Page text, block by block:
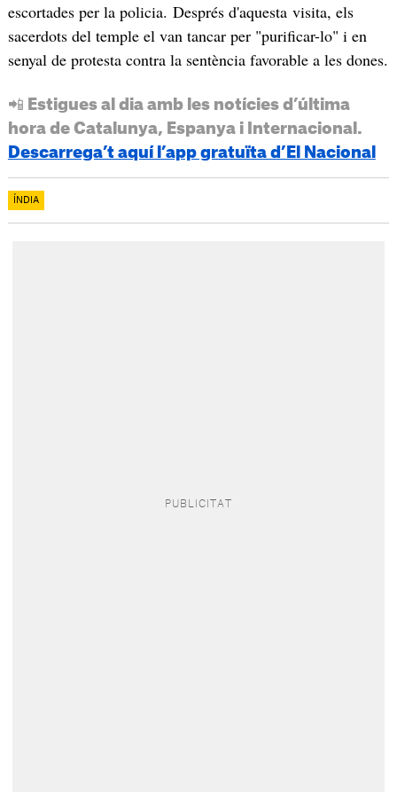
escortades per la policia. Després d'aquesta visita, els
sacerdots del temple el van tancar per "purificar-lo" i en
senyal de protesta contra la sentència favorable a les dones.
📲 Estigues al dia amb les notícies d’última
hora de Catalunya, Espanya i Internacional.
Descarrega’t aquí l’app gratuïta d’El Nacional
ÍNDIA